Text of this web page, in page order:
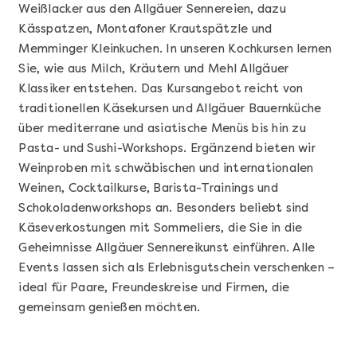
Mehr anzeigen
Sushi Basic Kurs Bonn
Weißlacker aus den Allgäuer Sennereien, dazu
Kässpatzen, Montafoner Krautspätzle und
Memminger Kleinkuchen. In unseren Kochkursen lernen
Sie, wie aus Milch, Kräutern und Mehl Allgäuer
Klassiker entstehen. Das Kursangebot reicht von
traditionellen Käsekursen und Allgäuer Bauernküche
über mediterrane und asiatische Menüs bis hin zu
Pasta- und Sushi-Workshops. Ergänzend bieten wir
Weinproben mit schwäbischen und internationalen
Weinen, Cocktailkurse, Barista-Trainings und
Schokoladenworkshops an. Besonders beliebt sind
Käseverkostungen mit Sommeliers, die Sie in die
Geheimnisse Allgäuer Sennereikunst einführen. Alle
Events lassen sich als Erlebnisgutschein verschenken –
ideal für Paare, Freundeskreise und Firmen, die
gemeinsam genießen möchten.